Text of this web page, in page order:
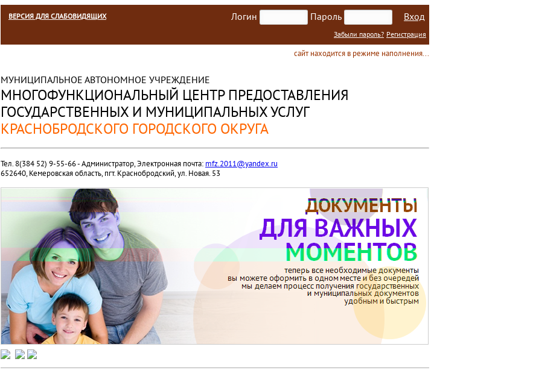
Логин Пароль Вход
Забыли пароль? Регистрация
ВЕРСИЯ ДЛЯ СЛАБОВИДЯЩИХ
сайт находится в режиме наполнения...
МУНИЦИПАЛЬНОЕ АВТОНОМНОЕ УЧРЕЖДЕНИЕ
МНОГОФУНКЦИОНАЛЬНЫЙ ЦЕНТР ПРЕДОСТАВЛЕНИЯ
ГОСУДАРСТВЕННЫХ И МУНИЦИПАЛЬНЫХ УСЛУГ
КРАСНОБРОДСКОГО ГОРОДСКОГО ОКРУГА
Тел. 8(384 52) 9-55-66 - Администратор, Электронная почта: mfz.2011@yandex.ru
652640, Кемеровская область, пгт. Краснобродский, ул. Новая. 53